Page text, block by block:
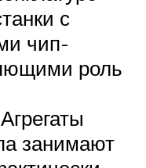
с
чип-
роль
занимают